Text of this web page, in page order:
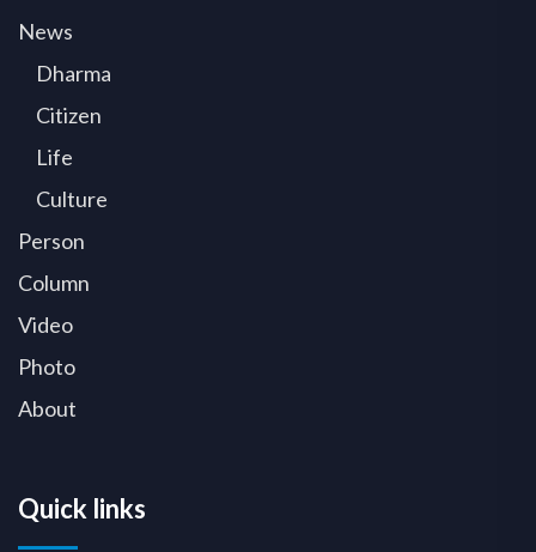
News
Dharma
Citizen
Life
Culture
Person
Column
Video
Photo
About
Quick links